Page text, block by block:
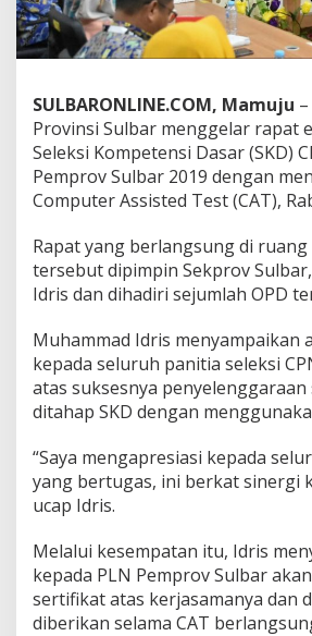
d
e
S
B
a
k
a
l
D
r
a
n
g
i
n
g
SULBARONLINE.COM, Mamuju
Provinsi Sulbar menggelar rapat
Seleksi Kompetensi Dasar (SKD)
Pemprov Sulbar 2019 dengan
Computer Assisted Test (CAT),
Rapat yang berlangsung di
tersebut dipimpin Sekprov
Idris dan dihadiri sejumlah OPD
Muhammad Idris menyampaikan
kepada seluruh panitia seleksi
atas suksesnya penyelenggaraan
ditahap SKD dengan
“Saya mengapresiasi kepada
yang bertugas, ini berkat sinergi
ucap Idris.
Melalui kesempatan itu, Idris
kepada PLN Pemprov Sulbar
sertifikat atas kerjasamanya dan
diberikan selama CAT